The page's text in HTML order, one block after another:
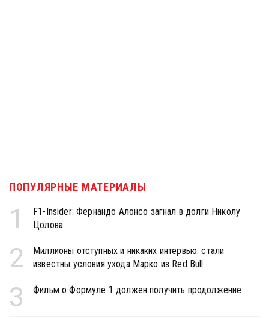
ПОПУЛЯРНЫЕ МАТЕРИАЛЫ
1
F1-Insider: Фернандо Алонсо загнал в долги Николу
Цолова
2
Миллионы отступных и никаких интервью: стали
известны условия ухода Марко из Red Bull
3 Фильм о Формуле 1 должен получить продолжение